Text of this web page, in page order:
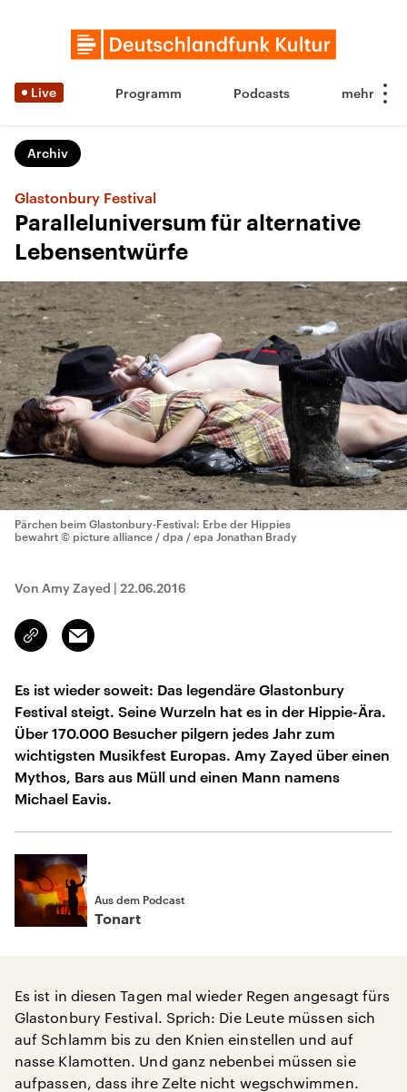
Live Programm Podcasts
Archiv
Glastonbury Festival
Paralleluniversum für alternative
Lebensentwürfe
Pärchen beim Glastonbury-Festival: Erbe der Hippies
bewahrt © picture alliance / dpa / epa Jonathan Brady
Von Amy Zayed | 22.06.2016
Link
kopieren/teilen
Email
Es ist wieder soweit: Das legendäre Glastonbury
Festival steigt. Seine Wurzeln hat es in der Hippie-Ära.
Über 170.000 Besucher pilgern jedes Jahr zum
wichtigsten Musikfest Europas. Amy Zayed über einen
Mythos, Bars aus Müll und einen Mann namens
Michael Eavis.
Aus dem Podcast
Tonart
Es ist in diesen Tagen mal wieder Regen angesagt fürs
Glastonbury Festival. Sprich: Die Leute müssen sich
auf Schlamm bis zu den Knien einstellen und auf
nasse Klamotten. Und ganz nebenbei müssen sie
aufpassen, dass ihre Zelte nicht wegschwimmen.